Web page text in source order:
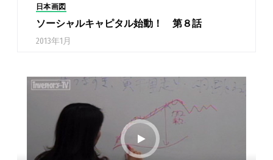
日本画図
ソーシャルキャピタル始動！ 第８話
2013年1月